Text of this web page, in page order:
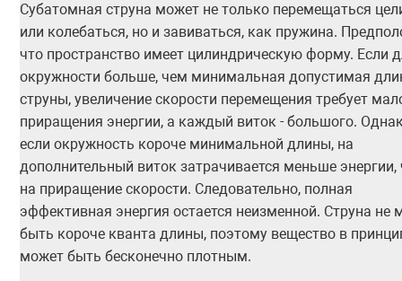
Субатомная струна может не только перемещаться
или колебаться, но и завиваться, как пружина.
что пространство имеет цилиндрическую форму. Если
окружности больше, чем минимальная допустимая
струны, увеличение скорости перемещения требует
приращения энергии, а каждый виток - большого.
если окружность короче минимальной длины, на
дополнительный виток затрачивается меньше энергии,
на приращение скорости. Следовательно, полная
эффективная энергия остается неизменной. Струна не
быть короче кванта длины, поэтому вещество в
может быть бесконечно плотным.